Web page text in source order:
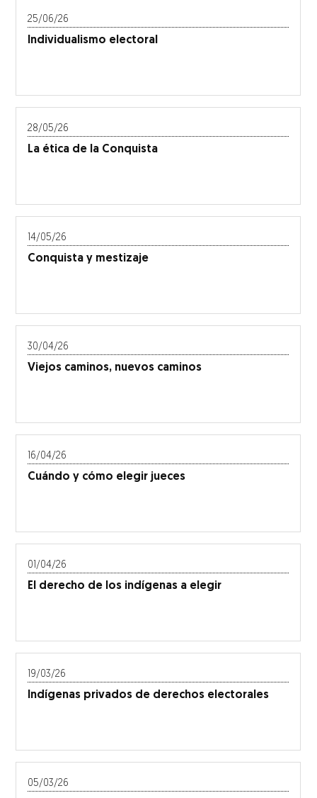
25/06/26
Individualismo electoral
28/05/26
La ética de la Conquista
14/05/26
Conquista y mestizaje
30/04/26
Viejos caminos, nuevos caminos
16/04/26
Cuándo y cómo elegir jueces
01/04/26
El derecho de los indígenas a elegir
19/03/26
Indígenas privados de derechos electorales
05/03/26